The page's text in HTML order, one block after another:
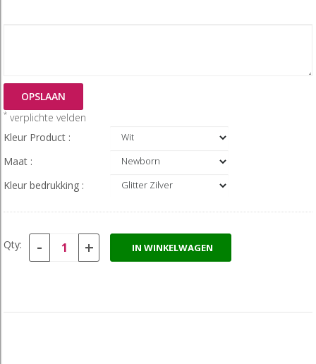
OPSLAAN
* verplichte velden
Kleur Product :
Maat :
Kleur bedrukking :
Qty: - + IN WINKELWAGEN